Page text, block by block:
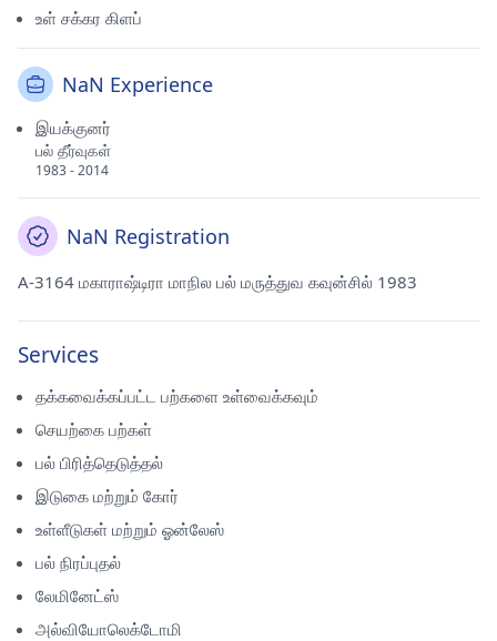
உள் சக்கர கிளப்
NaN Experience
இயக்குனர்
பல் தீர்வுகள்
1983 - 2014
NaN Registration
A-3164 மகாராஷ்டிரா மாநில பல் மருத்துவ கவுன்சில் 1983
Services
தக்கவைக்கப்பட்ட பற்களை உள்வைக்கவும்
செயற்கை பற்கள்
பல் பிரித்தெடுத்தல்
இடுகை மற்றும் கோர்
உள்ளீடுகள் மற்றும் ஓன்லேஸ்
பல் நிரப்புதல்
லேமினேட்ஸ்
அல்வியோலெக்டோமி